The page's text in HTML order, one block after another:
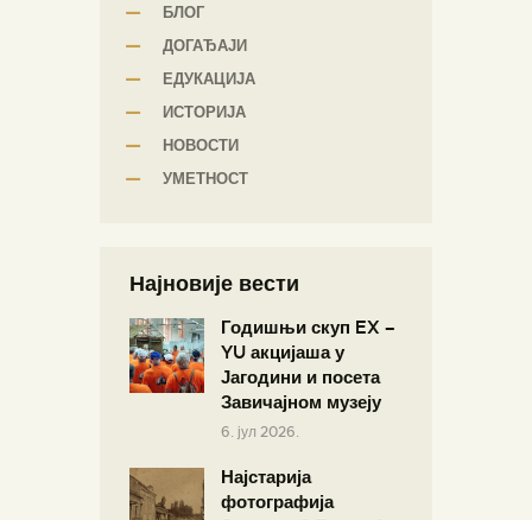
БЛОГ
ДОГАЂАЈИ
ЕДУКАЦИЈА
ИСТОРИЈА
НОВОСТИ
УМЕТНОСТ
Најновије вести
Годишњи скуп EX –
YU акцијаша у
Јагодини и посета
Завичајном музеју
6. јул 2026.
Најстарија
фотографија